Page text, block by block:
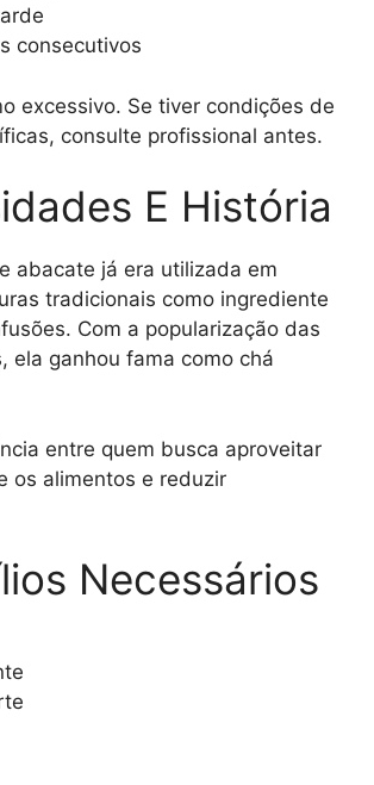
consecutivos
excessivo. Se tiver condições de
consulte profissional antes.
E História
abacate já era utilizada em
tradicionais como ingrediente
Com a popularização das
ela ganhou fama como chá
entre quem busca aproveitar
os alimentos e reduzir
Necessários